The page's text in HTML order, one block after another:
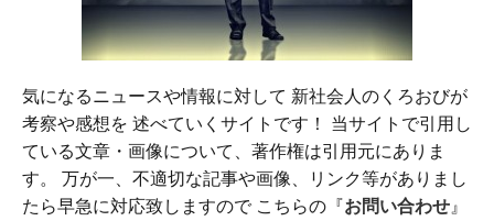
気になるニュースや情報に対して 新社会人のくろおびが
考察や感想を 述べていくサイトです！ 当サイトで引用し
ている文章・画像について、著作権は引用元にありま
す。 万が一、不適切な記事や画像、リンク等がありまし
たら早急に対応致しますので こちらの『お問い合わせ』